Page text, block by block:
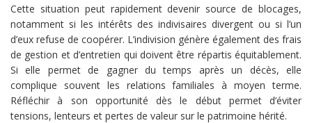
Cette situation peut rapidement devenir source de blocages,
notamment si les intérêts des indivisaires divergent ou si l’un
d’eux refuse de coopérer. L’indivision génère également des frais
de gestion et d’entretien qui doivent être répartis équitablement.
Si elle permet de gagner du temps après un décès, elle
complique souvent les relations familiales à moyen terme.
Réfléchir à son opportunité dès le début permet d’éviter
tensions, lenteurs et pertes de valeur sur le patrimoine hérité.